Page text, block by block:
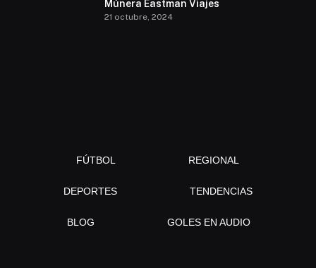
Múnera Eastman Viajes
21 octubre, 2024
FÚTBOL REGIONAL
DEPORTES TENDENCIAS
BLOG GOLES EN AUDIO